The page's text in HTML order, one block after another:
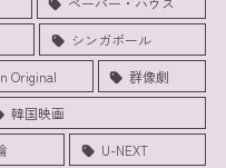
シンガポール
Original
群像劇
韓国映画
U-NEXT